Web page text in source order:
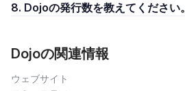
8. Dojoの発行数を教えてください。
Dojoの関連情報
ウェブサイト